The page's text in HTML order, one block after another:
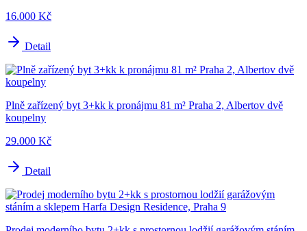
16.000 Kč
Detail
Plně zařízený byt 3+kk k pronájmu 81 m² Praha 2, Albertov dvě
koupelny
29.000 Kč
Detail